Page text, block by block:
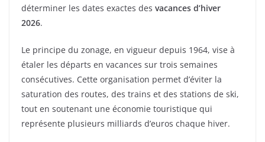
déterminer les dates exactes des vacances d’hiver
2026.
Le principe du zonage, en vigueur depuis 1964, vise à
étaler les départs en vacances sur trois semaines
consécutives. Cette organisation permet d’éviter la
saturation des routes, des trains et des stations de ski,
tout en soutenant une économie touristique qui
représente plusieurs milliards d’euros chaque hiver.